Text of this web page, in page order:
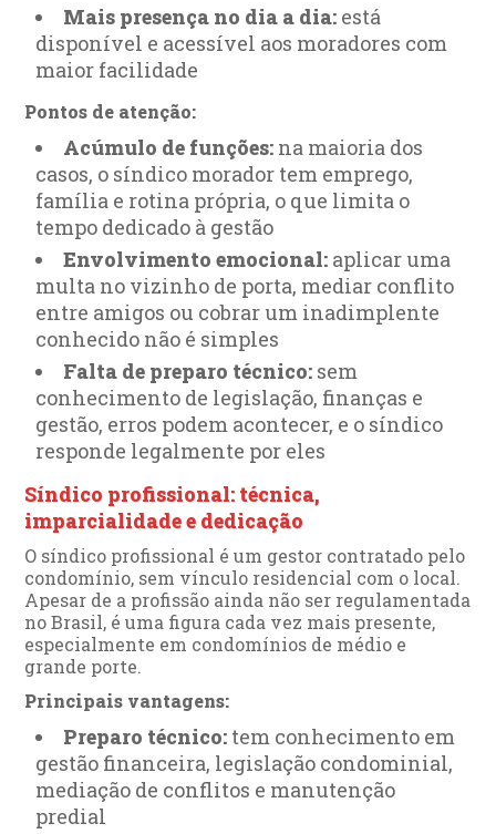
Mais presença no dia a dia: está
disponível e acessível aos moradores com
maior facilidade
Pontos de atenção:
Acúmulo de funções: na maioria dos
casos, o síndico morador tem emprego,
família e rotina própria, o que limita o
tempo dedicado à gestão
Envolvimento emocional: aplicar uma
multa no vizinho de porta, mediar conflito
entre amigos ou cobrar um inadimplente
conhecido não é simples
Falta de preparo técnico: sem
conhecimento de legislação, finanças e
gestão, erros podem acontecer, e o síndico
responde legalmente por eles
Síndico profissional: técnica,
imparcialidade e dedicação
O síndico profissional é um gestor contratado pelo
condomínio, sem vínculo residencial com o local.
Apesar de a profissão ainda não ser regulamentada
no Brasil, é uma figura cada vez mais presente,
especialmente em condomínios de médio e
grande porte.
Principais vantagens:
Preparo técnico: tem conhecimento em
gestão financeira, legislação condominial,
mediação de conflitos e manutenção
predial